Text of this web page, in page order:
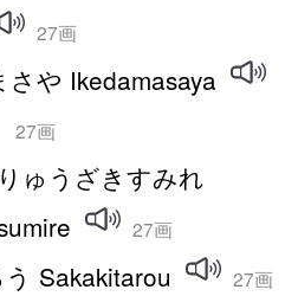
27画
や Ikedamasaya
27画
りゅうざきすみれ
27画
Sakakitarou 27画